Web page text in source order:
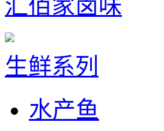
汇佰家卤味
生鲜系列
水产鱼